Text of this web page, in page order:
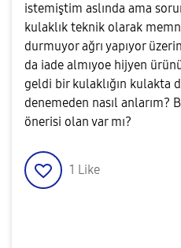
istemiştim aslında ama
kulaklık teknik olarak
durmuyor ağrı yapıyor
da iade almıyoe hijyen
geldi bir kulaklığın kulakta
denemeden nasıl anlarım?
önerisi olan var mı?
1 Like